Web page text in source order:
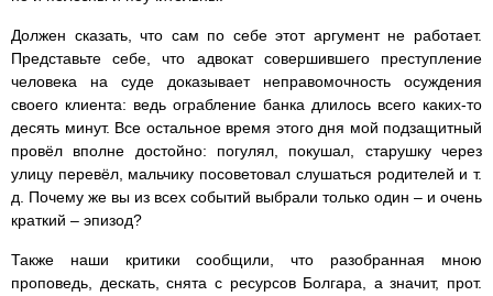
Должен сказать, что сам по себе этот аргумент не работает.
Представьте себе, что адвокат совершившего преступление
человека на суде доказывает неправомочность осуждения
своего клиента: ведь ограбление банка длилось всего каких-то
десять минут. Все остальное время этого дня мой подзащитный
провёл вполне достойно: погулял, покушал, старушку через
улицу перевёл, мальчику посоветовал слушаться родителей и т.
д. Почему же вы из всех событий выбрали только один – и очень
краткий – эпизод?
Также наши критики сообщили, что разобранная мною
проповедь, дескать, снята с ресурсов Болгара, а значит, прот.